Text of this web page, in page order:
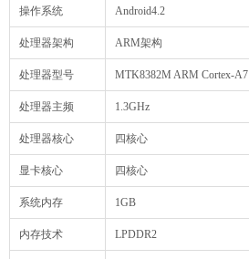
操作系统 Android4.2
处理器架构 ARM架构
处理器型号 MTK8382M ARM Cortex-A7
处理器主频 1.3GHz
处理器核心 四核心
显卡核心 四核心
系统内存 1GB
内存技术 LPDDR2